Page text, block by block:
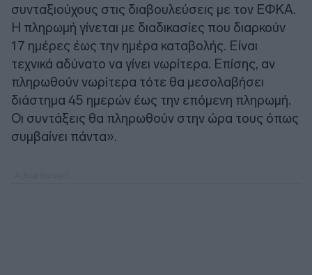
συνταξιούχους στις διαβουλεύσεις με τον ΕΦΚΑ.
Η πληρωμή γίνεται με διαδικασίες που διαρκούν
17 ημέρες έως την ημέρα καταβολής. Είναι
τεχνικά αδύνατο να γίνει νωρίτερα. Επίσης, αν
πληρωθούν νωρίτερα τότε θα μεσολαβήσει
διάστημα 45 ημερών έως την επόμενη πληρωμή.
Οι συντάξεις θα πληρωθούν στην ώρα τους όπως
συμβαίνει πάντα».